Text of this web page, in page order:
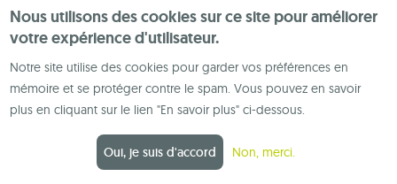
Nous utilisons des cookies sur ce site pour améliorer
votre expérience d'utilisateur.
Notre site utilise des cookies pour garder vos préférences en
mémoire et se protéger contre le spam. Vous pouvez en savoir
plus en cliquant sur le lien "En savoir plus" ci-dessous.
Oui, je suis d'accord Non, merci.
Nous contacter